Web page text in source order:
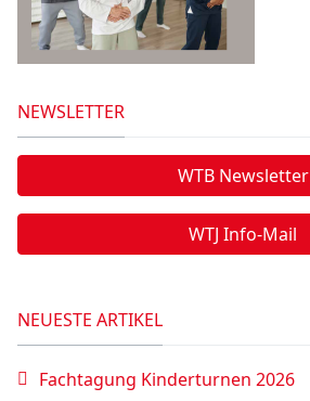
NEWSLETTER
WTB Newsletter
WTJ Info-Mail
NEUESTE ARTIKEL
Fachtagung Kinderturnen 2026